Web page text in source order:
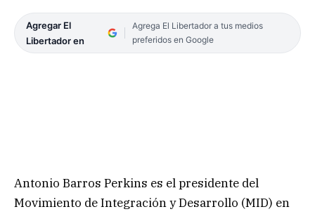
Agregar El
Libertador en
Agrega El Libertador a tus medios
preferidos en Google
Antonio Barros Perkins es el presidente del
Movimiento de Integración y Desarrollo (MID) en